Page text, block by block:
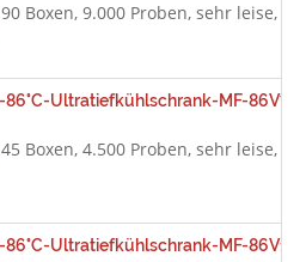
Boxen, 9.000 Proben, sehr leise,
86°C-Ultratiefkühlschrank-MF-
Boxen, 4.500 Proben, sehr leise,
86°C-Ultratiefkühlschrank-MF-